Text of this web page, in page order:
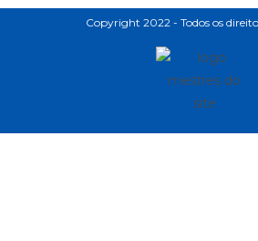
Copyright 2022 - Todos os